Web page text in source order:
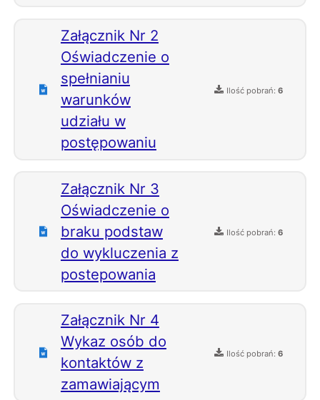
Załącznik Nr 2
Oświadczenie o
spełnianiu
warunków
udziału w
postępowaniu
Ilość pobrań: 6
Załącznik Nr 3
Oświadczenie o
braku podstaw
do wykluczenia z
postepowania
Ilość pobrań: 6
Załącznik Nr 4
Wykaz osób do
kontaktów z
zamawiającym
Ilość pobrań: 6